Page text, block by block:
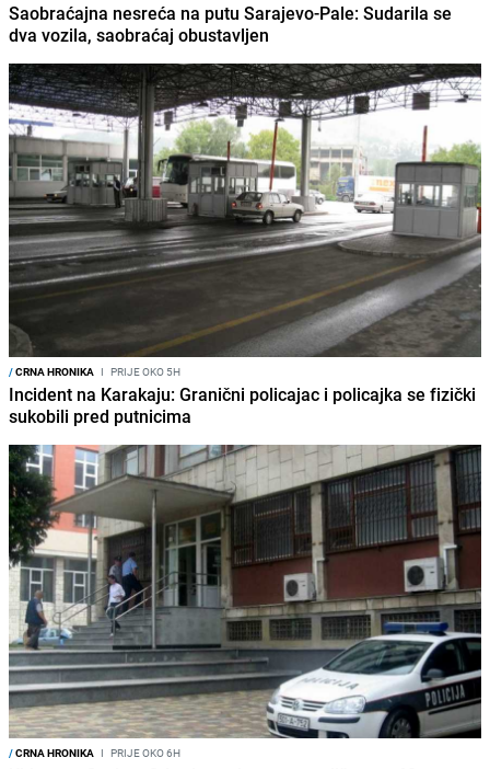
Saobraćajna nesreća na putu Sarajevo-Pale: Sudarila se
dva vozila, saobraćaj obustavljen
/CRNA HRONIKA I PRIJE OKO 5H
Incident na Karakaju: Granični policajac i policajka se fizički
sukobili pred putnicima
/CRNA HRONIKA I PRIJE OKO 6H